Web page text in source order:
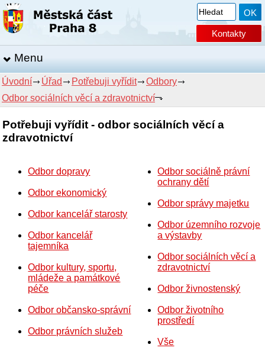
Kontakty
Menu
Úvodní Úřad Potřebuji vyřídit
Odbory
Odbor sociálních věcí a zdravotnictví
Potřebuji vyřídit - odbor sociálních věcí a
zdravotnictví
Odbor dopravy
Odbor ekonomický
Odbor kancelář starosty
Odbor kancelář
tajemníka
Odbor kultury, sportu,
mládeže a památkové
péče
Odbor občansko-správní
Odbor právních služeb
Odbor sociálně právní
ochrany dětí
Odbor správy majetku
Odbor územního rozvoje
a výstavby
Odbor sociálních věcí a
zdravotnictví
Odbor živnostenský
Odbor životního
prostředí
Vše